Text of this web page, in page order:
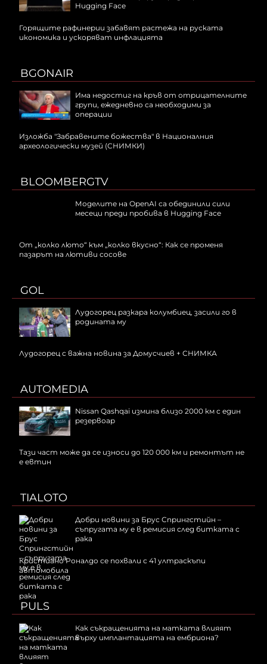
Hugging Face
Горящите рафинерии забавят растежа на руската
икономика и ускоряват инфлацията
BGONAIR
Има недостиг на кръв от отрицателните
групи, ежедневно са необходими за
операции
Изложба "Забравените божества" в Националния
археологически музей (СНИМКИ)
BLOOMBERGTV
Моделите на OpenAI са обединили сили
месеци преди пробива в Hugging Face
От „колко люто“ към „колко вкусно“: Как се променя
пазарът на лютиви сосове
GOL
Лудогорец разкара колумбиец, засили го в
родината му
Лудогорец с важна новина за Домусчиев + СНИМКА
AUTOMEDIA
Nissan Qashqai измина близо 2000 км с един
резервоар
Тази част може да се износи до 120 000 км и ремонтът не
е евтин
TIALOTO
Добри новини за Брус Спрингстийн –
съпругата му е в ремисия след битката с
рака
Кристиано Роналдо се похвали с 41 ултраскъпи
автомобила
PULS
Как съкращенията на матката влияят
върху имплантацията на ембриона?